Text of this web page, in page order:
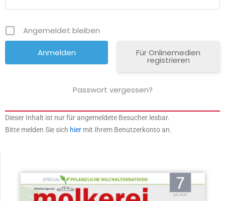
Angemeldet bleiben
Für Onlinemedien
registrieren
Passwort vergessen?
Dieser Inhalt ist nur für angemeldete Besucher lesbar.
Bitte melden Sie sich hier mit Ihrem Benutzerkonto an.